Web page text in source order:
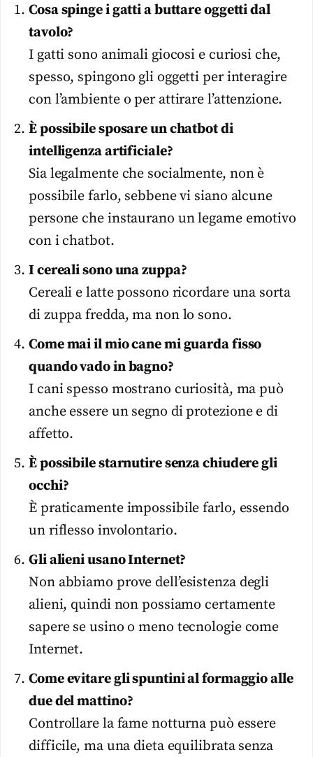
Cosa spinge i gatti a buttare oggetti dal
tavolo?
I gatti sono animali giocosi e curiosi che,
spesso, spingono gli oggetti per interagire
con l’ambiente o per attirare l’attenzione.
È possibile sposare un chatbot di
intelligenza artificiale?
Sia legalmente che socialmente, non è
possibile farlo, sebbene vi siano alcune
persone che instaurano un legame emotivo
con i chatbot.
I cereali sono una zuppa?
Cereali e latte possono ricordare una sorta
di zuppa fredda, ma non lo sono.
Come mai il mio cane mi guarda fisso
quando vado in bagno?
I cani spesso mostrano curiosità, ma può
anche essere un segno di protezione e di
affetto.
È possibile starnutire senza chiudere gli
occhi?
È praticamente impossibile farlo, essendo
un riflesso involontario.
Gli alieni usano Internet?
Non abbiamo prove dell’esistenza degli
alieni, quindi non possiamo certamente
sapere se usino o meno tecnologie come
Internet.
Come evitare gli spuntini al formaggio alle
due del mattino?
Controllare la fame notturna può essere
difficile, ma una dieta equilibrata senza